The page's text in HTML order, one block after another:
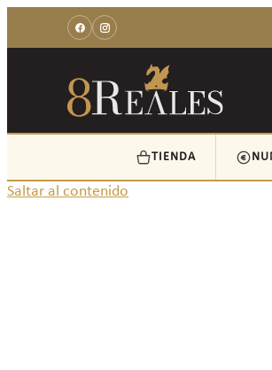
TIENDA
Saltar al contenido